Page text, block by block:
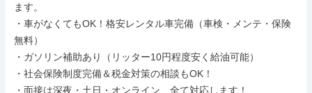
ます。
・車がなくてもOK！格安レンタル車完備（車検・メンテ・保険
無料）
・ガソリン補助あり（リッター10円程度安く給油可能）
・社会保険制度完備＆税金対策の相談もOK！
・面接は深夜・土日・オンライン、全て対応します！